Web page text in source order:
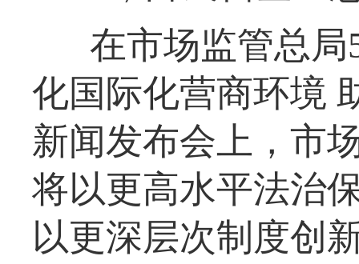
在市场监管总局
化国际化营商环境
新闻发布会上，市
将以更高水平法治
以更深层次制度创